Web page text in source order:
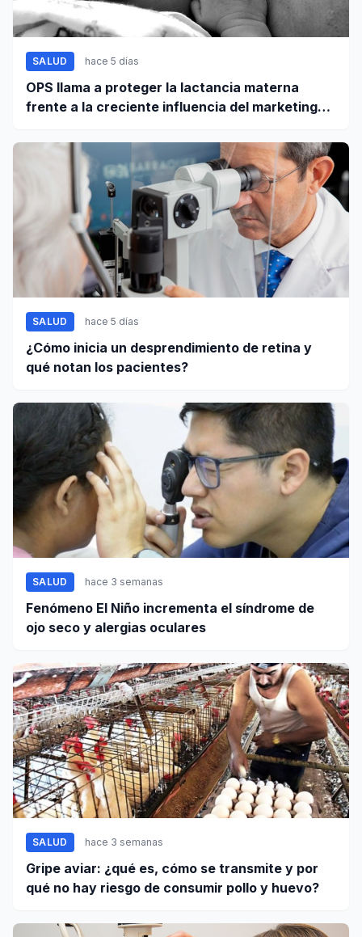
SALUD hace 5 días
OPS llama a proteger la lactancia materna
frente a la creciente influencia del marketing
SALUD hace 5 días
¿Cómo inicia un desprendimiento de retina y
qué notan los pacientes?
SALUD hace 3 semanas
Fenómeno El Niño incrementa el síndrome de
ojo seco y alergias oculares
SALUD hace 3 semanas
Gripe aviar: ¿qué es, cómo se transmite y por
qué no hay riesgo de consumir pollo y huevo?